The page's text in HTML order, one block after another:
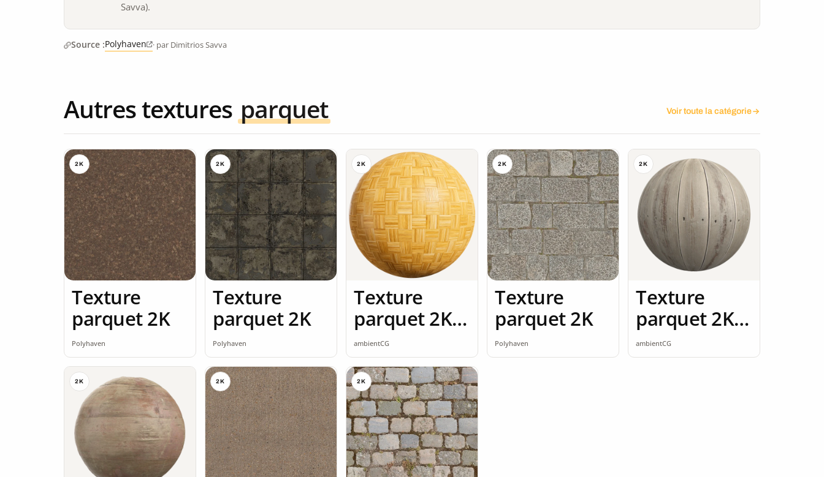
Savva).
Source :Polyhaven · par Dimitrios Savva
Autres textures parquet Voir toute la catégorie
2K
Texture
parquet 2K
Polyhaven
2K
Texture
parquet 2K
Polyhaven
2K
Texture
parquet 2K
seamless
ambientCG
2K
Texture
parquet 2K
Polyhaven
2K
Texture
parquet 2K
seamless
ambientCG
2K 2K 2K